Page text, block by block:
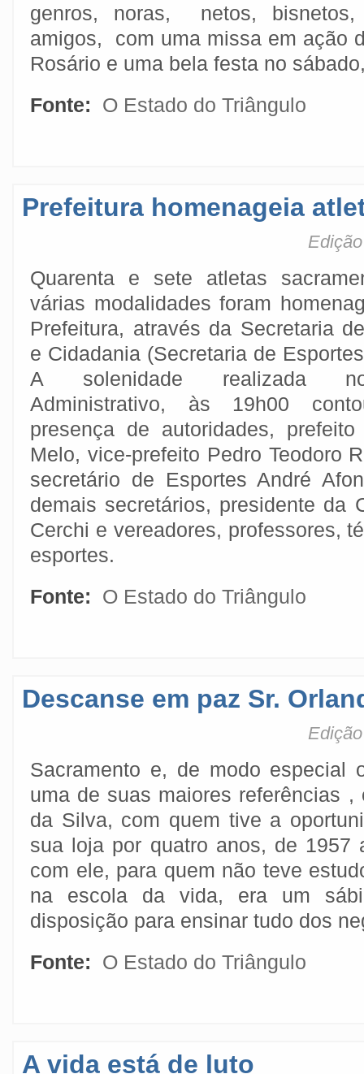
genros, noras, netos,
amigos, com uma missa em ação
Rosário e uma bela festa no
Fonte:
O Estado do Triângulo
Prefeitura homenageia
Quarenta e sete atletas
várias modalidades foram
Prefeitura, através da Secretaria
e Cidadania (Secretaria de
A solenidade realizada
Administrativo, às 19h00
presença de autoridades,
Melo, vice-prefeito Pedro Teodoro
secretário de Esportes André
demais secretários, presidente da
Cerchi e vereadores, professores,
esportes.
Fonte:
O Estado do Triângulo
Descanse em paz Sr.
Sacramento e, de modo especial
uma de suas maiores referências ,
da Silva, com quem tive a
sua loja por quatro anos, de 1957
com ele, para quem não teve
na escola da vida, era um
disposição para ensinar tudo dos
Fonte:
O Estado do Triângulo
A vida está de luto